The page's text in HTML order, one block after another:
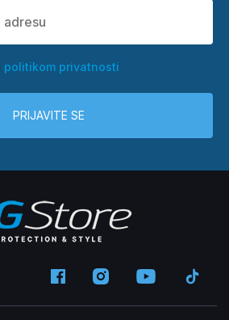
politikom privatnosti
PRIJAVITE SE